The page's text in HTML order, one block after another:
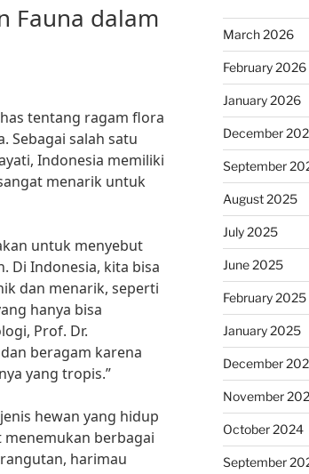
Fauna dalam
tentang ragam flora
Sebagai salah satu
Indonesia memiliki
menarik untuk
untuk menyebut
Di Indonesia, kita bisa
dan menarik, seperti
hanya bisa
Prof. Dr.
beragam karena
yang tropis.”
hewan yang hidup
menemukan berbagai
harimau
March 2026
February 2026
January 2026
December
September
August 2025
July 2025
June 2025
February 2025
January 2025
December
November
October 2024
September